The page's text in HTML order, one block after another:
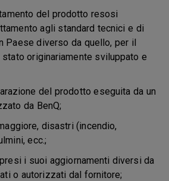
del prodotto resosi
agli standard tecnici e di
Paese diverso da quello, per il
originariamente sviluppato e
del prodotto eseguita da un
da BenQ;
disastri (incendio,
ecc.;
i suoi aggiornamenti diversi da
o autorizzati dal fornitore;